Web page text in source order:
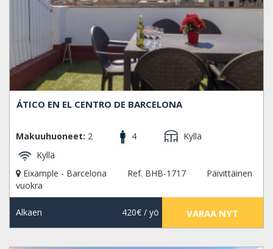
ÁTICO EN EL CENTRO DE BARCELONA
Makuuhuoneet: 2 4
Kyllä
Kyllä
Eixample - Barcelona
Ref. BHB-1717
Päivittäinen
vuokra
Alkaen 420€/ yö VARAA NYT